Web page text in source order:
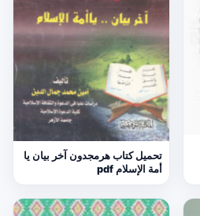
تحميل كتاب هرمجدون آخر بيان يا
أمة الإسلام pdf